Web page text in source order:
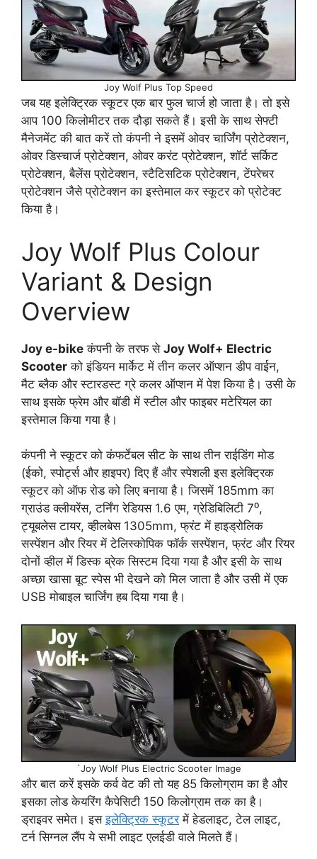
Joy Wolf Plus Top Speed
जब यह इलेक्ट्रिक स्कूटर एक बार फुल चार्ज हो जाता है। तो इसे
आप 100 किलोमीटर तक दौड़ा सकते हैं। इसी के साथ सेफ्टी
मैनेजमेंट की बात करें तो कंपनी ने इसमें ओवर चार्जिंग प्रोटेक्शन,
ओवर डिस्चार्ज प्रोटेक्शन, ओवर करंट प्रोटेक्शन, शॉर्ट सर्किट
प्रोटेक्शन, बैलेंस प्रोटेक्शन, स्टैटिसटिक प्रोटेक्शन, टेंपरेचर
प्रोटेक्शन जैसे प्रोटेक्शन का इस्तेमाल कर स्कूटर को प्रोटेक्ट
किया है।
Joy Wolf Plus Colour
Variant & Design
Overview
Joy e-bike कंपनी के तरफ से Joy Wolf+ Electric
Scooter को इंडियन मार्केट में तीन कलर ऑप्शन डीप वाईन,
मैट ब्लैक और स्टारडस्ट ग्रे कलर ऑप्शन में पेश किया है। उसी के
साथ इसके फ्रेम और बॉडी में स्टील और फाइबर मटेरियल का
इस्तेमाल किया गया है।
कंपनी ने स्कूटर को कंफर्टेबल सीट के साथ तीन राईडिंग मोड
(ईको, स्पोर्ट्स और हाइपर) दिए हैं और स्पेशली इस इलेक्ट्रिक
स्कूटर को ऑफ रोड को लिए बनाया है। जिसमें 185mm का
ग्राउंड क्लीयरेंस, टर्निंग रेडियस 1.6 एम, ग्रेडिबिलिटी 7⁰,
ट्यूबलेस टायर, व्हीलबेस 1305mm, फ्रंट में हाइड्रोलिक
सस्पेंशन और रियर में टेलिस्कोपिक फॉर्क सस्पेंशन, फ्रंट और रियर
दोनों व्हील में डिस्क ब्रेक सिस्टम दिया गया है और इसी के साथ
अच्छा खासा बूट स्पेस भी देखने को मिल जाता है और उसी में एक
USB मोबाइल चार्जिंग हब दिया गया है।
`Joy Wolf Plus Electric Scooter Image
और बात करें इसके कर्व वेट की तो यह 85 किलोग्राम का है और
इसका लोड केयरिंग कैपेसिटी 150 किलोग्राम तक का है।
ड्राइवर समेत। इसइलेक्ट्रिक स्कूटरमें हेडलाइट, टेल लाइट,
टर्न सिग्नल लैंप ये सभी लाइट एलईडी वाले मिलते हैं।